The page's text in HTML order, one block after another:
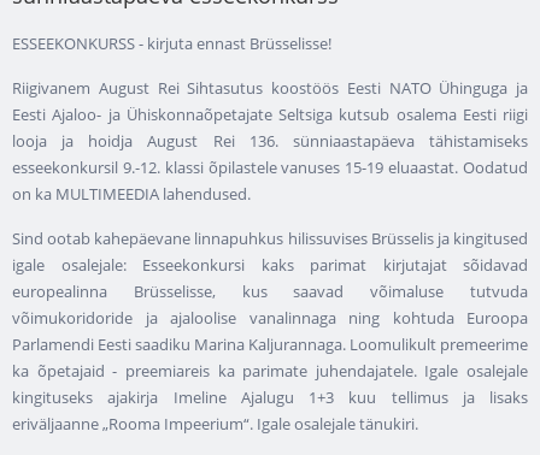
ESSEEKONKURSS - kirjuta ennast Brüsselisse!
Riigivanem August Rei Sihtasutus koostöös Eesti NATO Ühinguga ja
Eesti Ajaloo- ja Ühiskonnaõpetajate Seltsiga kutsub osalema Eesti riigi
looja ja hoidja August Rei 136. sünniaastapäeva tähistamiseks
esseekonkursil 9.-12. klassi õpilastele vanuses 15-19 eluaastat. Oodatud
on ka MULTIMEEDIA lahendused.
Sind ootab kahepäevane linnapuhkus hilissuvises Brüsselis ja kingitused
igale osalejale: Esseekonkursi kaks parimat kirjutajat sõidavad
europealinna Brüsselisse, kus saavad võimaluse tutvuda
võimukoridoride ja ajaloolise vanalinnaga ning kohtuda Euroopa
Parlamendi Eesti saadiku Marina Kaljurannaga. Loomulikult premeerime
ka õpetajaid - preemiareis ka parimate juhendajatele. Igale osalejale
kingituseks ajakirja Imeline Ajalugu 1+3 kuu tellimus ja lisaks
eriväljaanne „Rooma Impeerium“. Igale osalejale tänukiri.